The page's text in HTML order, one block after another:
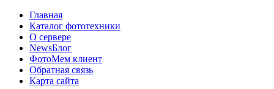
Главная
Каталог фототехники
О сервере
NewsБлог
ФотоМем клиент
Обратная связь
Карта сайта